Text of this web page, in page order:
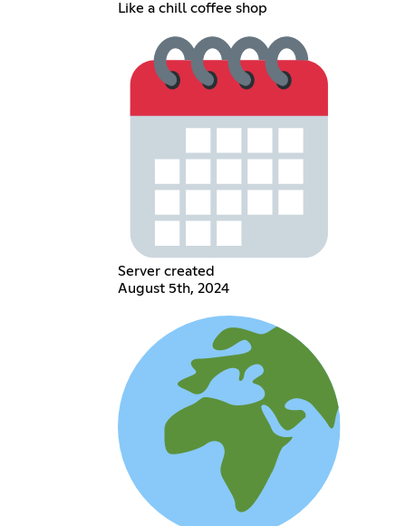
Like a chill coffee shop
Server created
August 5th, 2024